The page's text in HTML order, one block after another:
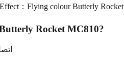
：Flying colour Butterly Rocket
Rocket MC810?